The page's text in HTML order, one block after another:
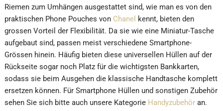
Riemen zum Umhängen ausgestattet sind, wie man es von den
praktischen Phone Pouches von Chanel kennt, bieten den
grossen Vorteil der Flexibilität. Da sie wie eine Miniatur-Tasche
aufgebaut sind, passen meist verschiedene Smartphone-
Grössen hinein. Häufig bieten diese universellen Hüllen auf der
Rückseite sogar noch Platz für die wichtigsten Bankkarten,
sodass sie beim Ausgehen die klassische Handtasche komplett
ersetzen können. Für Smartphone Hüllen und sonstigen Zubehör
sehen Sie sich bitte auch unsere Kategorie Handyzubehör an.